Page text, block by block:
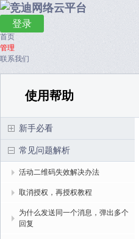
登录
首页
管理
联系我们
使用帮助
新手必看
常见问题解析
活动二维码失效解决办法
取消授权，再授权教程
为什么发送同一个消息，弹出多个
回复